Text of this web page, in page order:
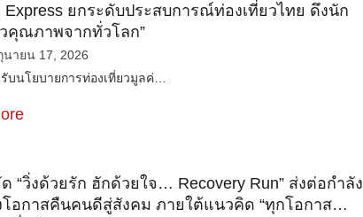
Express ยกระดับประสบการณ์ท่องเที่ยวไทย ดึงนัก
คุณภาพจากทั่วโลก”
นายน 17, 2026
บนโยบายการท่องเที่ยวมูลค่…
“วิ่งด้วยรัก ฮักด้วยใจ… Recovery Run” ส่งต่อกำลัง
โอกาสคืนคนดีสู่สังคม ภายใต้แนวคิด “ทุกโอกาส…